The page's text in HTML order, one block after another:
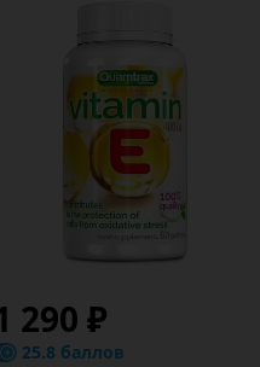
290 ₽
25.8 баллов